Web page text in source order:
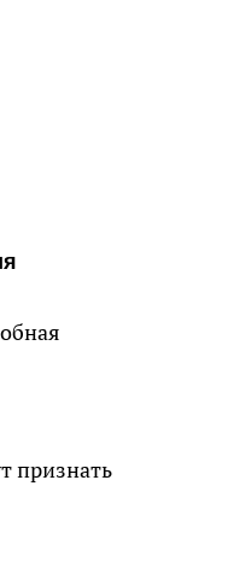
признать